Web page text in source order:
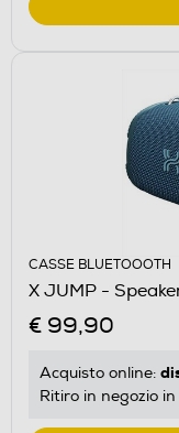
CASSE BLUETOOOTH
X JUMP -
€ 99,90
Acquisto online:
Ritiro in negozio